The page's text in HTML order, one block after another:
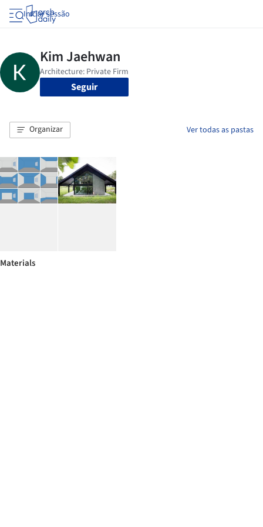
Iniciar sessão
Seguir
Organizar Ver todas as pastas
Materials